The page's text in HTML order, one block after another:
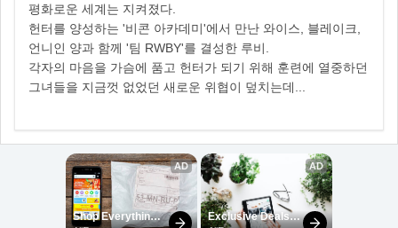
평화로운 세계는 지켜졌다.
헌터를 양성하는 '비콘 아카데미'에서 만난 와이스, 블레이크,
언니인 양과 함께 '팀 RWBY'를 결성한 루비.
각자의 마음을 가슴에 품고 헌터가 되기 위해 훈련에 열중하던
그녀들을 지금껏 없었던 새로운 위협이 덮치는데...